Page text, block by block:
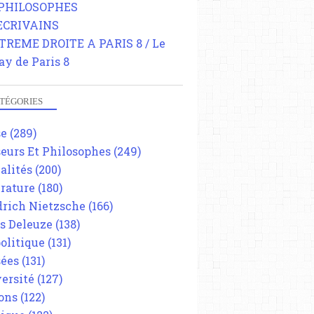
DROITE A PARIS 8 / Le
de Paris 8
(289)
Et Philosophes (249)
(200)
(180)
Nietzsche (166)
Deleuze (138)
(131)
(131)
(127)
(122)